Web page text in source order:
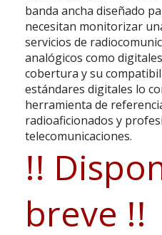
banda ancha diseñado
necesitan monitorizar
servicios de
analógicos como
cobertura y su
estándares digitales lo
herramienta de
radioaficionados y
telecomunicaciones.
!!
breve !!